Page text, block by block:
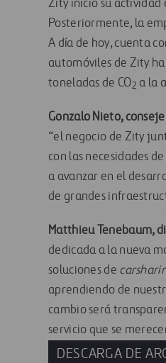
Zity inició su actividad
Posteriormente, la
A día de hoy, cuenta
automóviles de Zity
toneladas de CO2 a la
Gonzalo Nieto,
“el negocio de Zity
con las necesidades
a avanzar en el
de grandes
Matthieu Tenebaum,
dedicada a la nueva
soluciones de
aprendiendo de
cambio será
servicio que se
DESCARGA DE